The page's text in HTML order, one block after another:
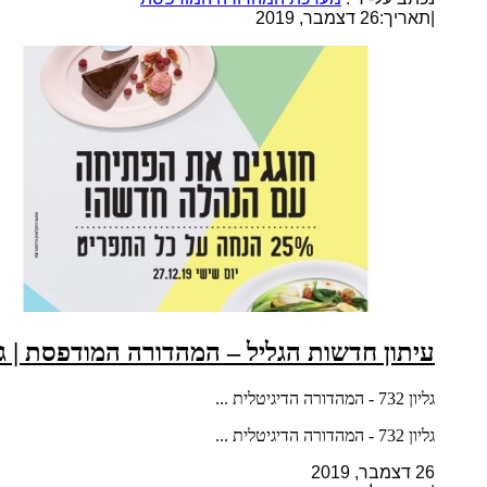
תאריך:26 דצמבר, 2019
עיתון חדשות הגליל – המהדורה המודפסת |
גליון 732 - המהדורה הדיגיטלית ...
גליון 732 - המהדורה הדיגיטלית ...
26 דצמבר, 2019